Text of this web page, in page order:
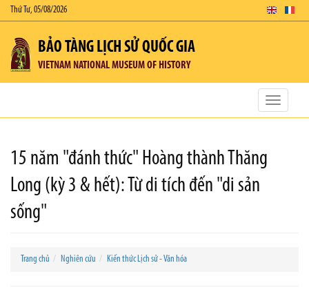
Thứ Tư, 05/08/2026
BẢO TÀNG LỊCH SỬ QUỐC GIA
VIETNAM NATIONAL MUSEUM OF HISTORY
Toggle
15 năm "đánh thức" Hoàng thành Thăng
Long (kỳ 3 & hết): Từ di tích đến "di sản
sống"
Trang chủ Nghiên cứu Kiến thức Lịch sử - Văn hóa